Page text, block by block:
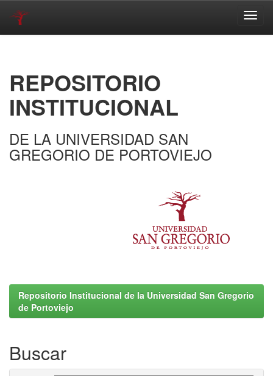
REPOSITORIO
INSTITUCIONAL
DE LA UNIVERSIDAD SAN
GREGORIO DE PORTOVIEJO
Repositorio Institucional de la Universidad San Gregorio
de Portoviejo
Buscar